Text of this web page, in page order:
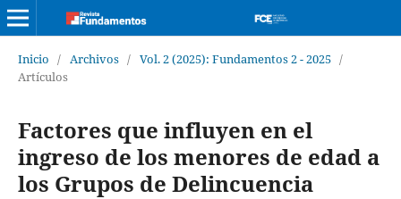
Inicio / Archivos / Vol. 2 (2025): Fundamentos 2 - 2025 /
Artículos
Factores que influyen en el
ingreso de los menores de edad a
los Grupos de Delincuencia